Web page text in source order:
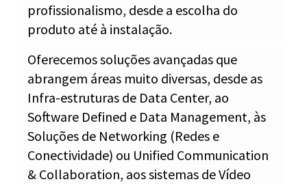
profissionalismo, desde a escolha do
produto até à instalação.
Oferecemos soluções avançadas que
abrangem áreas muito diversas, desde as
Infra-estruturas de Data Center, ao
Software Defined e Data Management, às
Soluções de Networking (Redes e
Conectividade) ou Unified Communication
& Collaboration, aos sistemas de Vídeo